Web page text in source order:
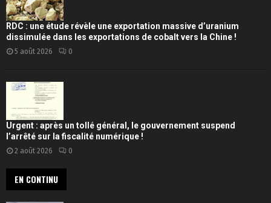
RDC : une étude révèle une exportation massive d’uranium
dissimulée dans les exportations de cobalt vers la Chine !
5 août 2026 0
Urgent : après un tollé général, le gouvernement suspend
l’arrêté sur la fiscalité numérique !
2 août 2026 0
EN CONTINU